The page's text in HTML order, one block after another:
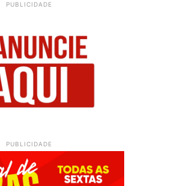
PUBLICIDADE
PUBLICIDADE